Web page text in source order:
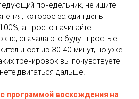
понедельник, не ищите
которое за один день
а просто начинайте
сначала это будут простые
30-40 минут, но уже
тренировок вы почувствуете
двигаться дальше.
программой восхождения на